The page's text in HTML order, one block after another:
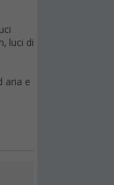
luci di
aria e